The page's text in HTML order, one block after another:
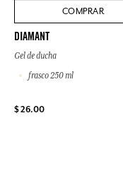
COMPRAR
DIAMANT
Gel de ducha
frasco 250 ml
$ 26.00